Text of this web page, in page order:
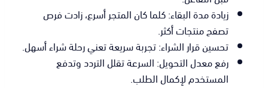
زيادة مدة البقاء: كلما كان المتجر أسرع، زادت فرص
تصفح منتجات أكثر.
تحسين قرار الشراء: تجربة سريعة تعني رحلة شراء أسهل.
رفع معدل التحويل: السرعة تقلل التردد وتدفع
المستخدم لإكمال الطلب.